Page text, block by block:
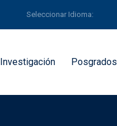
Seleccionar Idioma:
Investigación Posgrados